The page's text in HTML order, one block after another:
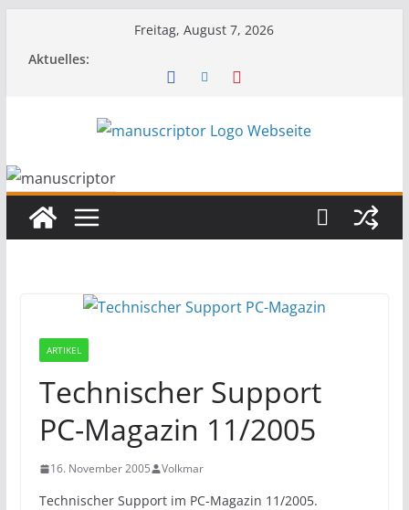
Freitag, August 7, 2026
Aktuelles:
ARTIKEL
Technischer Support
PC-Magazin 11/2005
16. November 2005 Volkmar
Technischer Support im PC-Magazin 11/2005.